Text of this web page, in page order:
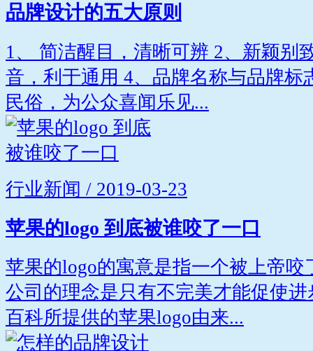
品牌设计的五大原则
1、 简洁醒目，清晰可辨 2、新颖别
音，利于通用 4、品牌名称与品牌标
民俗，为公众喜闻乐见...
行业新闻 / 2019-03-23
苹果的logo 到底被谁咬了一口
苹果的logo的寓意是指一个被上帝
公司的理念是只有不完美才能促使
百科所提供的苹果logo由来...